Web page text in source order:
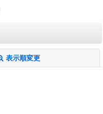
表示順変更